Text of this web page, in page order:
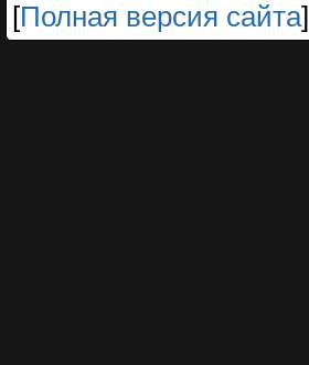
[Полная версия сайта]